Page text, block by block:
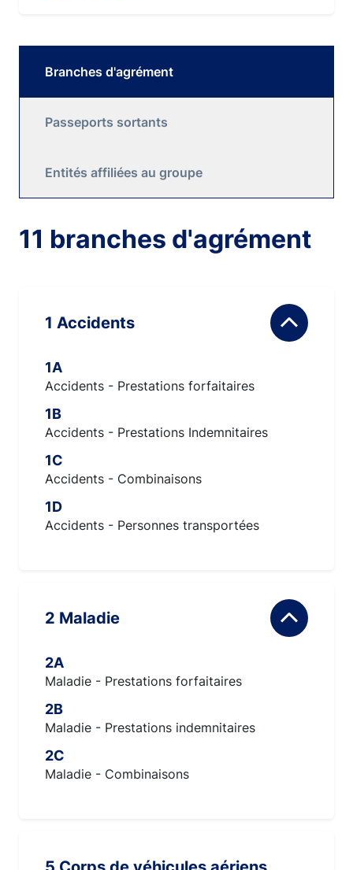
Branches d'agrément
Passeports sortants
Entités affiliées au groupe
11 branches d'agrément
1 Accidents
1A
Accidents - Prestations forfaitaires
1B
Accidents - Prestations Indemnitaires
1C
Accidents - Combinaisons
1D
Accidents - Personnes transportées
2 Maladie
2A
Maladie - Prestations forfaitaires
2B
Maladie - Prestations indemnitaires
2C
Maladie - Combinaisons